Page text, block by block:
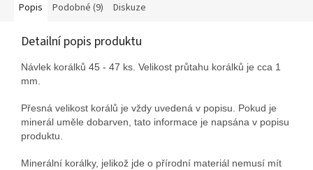
Popis Podobné (9) Diskuze
Detailní popis produktu
Návlek korálků 45 - 47 ks. Velikost průtahu korálků je cca 1
mm.
Přesná velikost korálů je vždy uvedená v popisu. Pokud je
minerál uměle dobarven, tato informace je napsána v popisu
produktu.
Minerální korálky, jelikož jde o přírodní materiál nemusí mít